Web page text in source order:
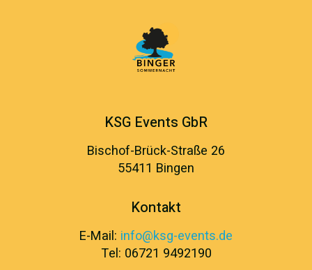
KSG Events GbR
Bischof-Brück-Straße 26
55411 Bingen
Kontakt
E-Mail: info@ksg-events.de
Tel: 06721 9492190